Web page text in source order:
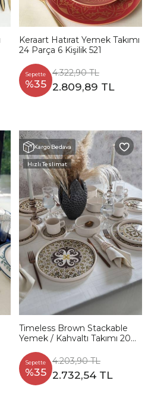
Keraart Hatırat Yemek Takımı
24 Parça 6 Kişilik 521
Sepette
%35
4.322,90 TL
2.809,89 TL
Kargo Bedava
Hızlı Teslimat
Timeless Brown Stackable
Yemek / Kahvaltı Takımı 20
Sepette
%35
4.203,90 TL
2.732,54 TL